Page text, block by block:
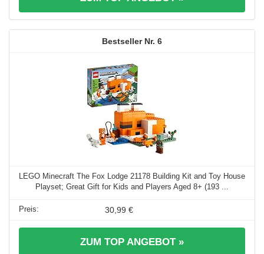
6
LEGO Minecraft The Fox Lodge 21178 Building Kit and Toy House
Playset; Great Gift for Kids and Players Aged 8+ (193 ...
30,99 €
ZUM TOP ANGEBOT »